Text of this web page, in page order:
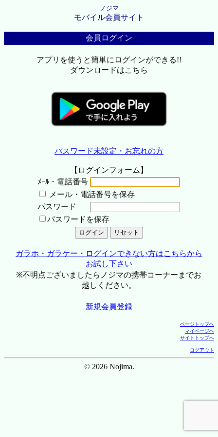
ノジマ
モバイル会員サイト
会員ログイン
アプリを使うと簡単にログインができる!!
ダウンロードはこちら
パスワード未設定・お忘れの方
【ログインフォーム】
ﾒｰﾙ・電話番号
メール・電話番号を保存
パスワード
パスワードを保存
ガラホ・ガラケー・ログインできない方はこちらから
お試し下さい
※不明点ございましたらノジマの携帯コーナーまでお
越しください。
新規会員登録
ページトップへ
マイページへ
サイトトップへ
ログアウト
© 2026 Nojima.